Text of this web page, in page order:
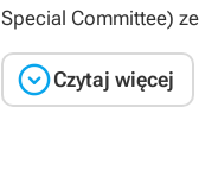
Special Committee)
Czytaj więcej